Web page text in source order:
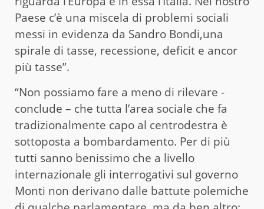
Paese c’è una miscela di problemi sociali
messi in evidenza da Sandro Bondi,una
spirale di tasse, recessione, deficit e ancor
più tasse”.
“Non possiamo fare a meno di rilevare -
conclude – che tutta l’area sociale che fa
tradizionalmente capo al centrodestra è
sottoposta a bombardamento. Per di più
tutti sanno benissimo che a livello
internazionale gli interrogativi sul governo
Monti non derivano dalle battute polemiche